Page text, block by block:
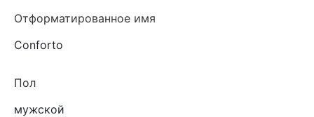
Отформатированное имя
Conforto
Пол
мужской